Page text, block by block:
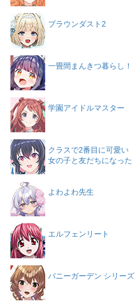
ブラウンダスト2
一畳間まんきつ暮らし！
学園アイドルマスター
クラスで2番目に可愛い
女の子と友だちになった
よわよわ先生
エルフェンリート
バニーガーデン シリーズ